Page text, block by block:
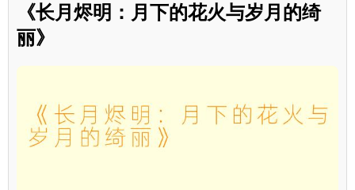
《长月烬明：月下的花火与岁月的绮
丽》